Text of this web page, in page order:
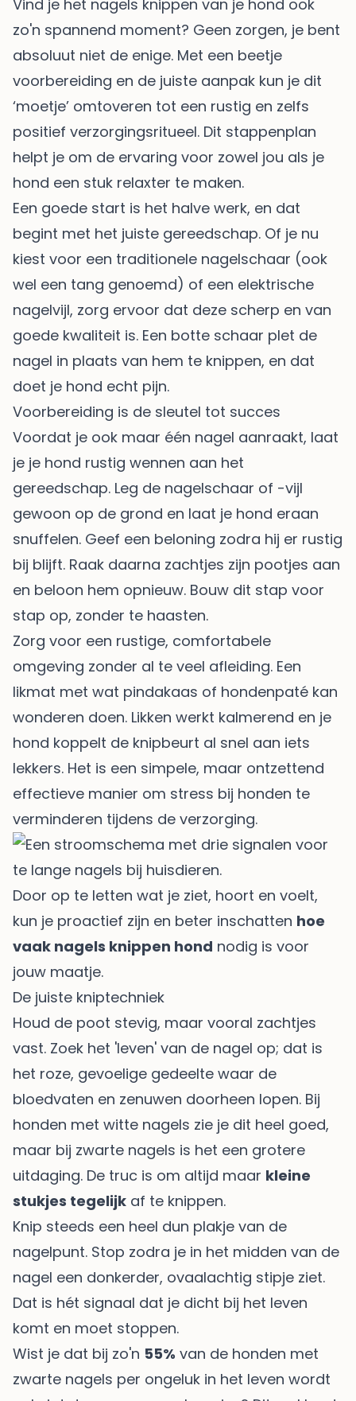
Vind je het nagels knippen van je hond ook
zo'n spannend moment? Geen zorgen, je bent
absoluut niet de enige. Met een beetje
voorbereiding en de juiste aanpak kun je dit
‘moetje’ omtoveren tot een rustig en zelfs
positief verzorgingsritueel. Dit stappenplan
helpt je om de ervaring voor zowel jou als je
hond een stuk relaxter te maken.
Een goede start is het halve werk, en dat
begint met het juiste gereedschap. Of je nu
kiest voor een traditionele nagelschaar (ook
wel een tang genoemd) of een elektrische
nagelvijl, zorg ervoor dat deze scherp en van
goede kwaliteit is. Een botte schaar plet de
nagel in plaats van hem te knippen, en dat
doet je hond echt pijn.
Voorbereiding is de sleutel tot succes
Voordat je ook maar één nagel aanraakt, laat
je je hond rustig wennen aan het
gereedschap. Leg de nagelschaar of -vijl
gewoon op de grond en laat je hond eraan
snuffelen. Geef een beloning zodra hij er rustig
bij blijft. Raak daarna zachtjes zijn pootjes aan
en beloon hem opnieuw. Bouw dit stap voor
stap op, zonder te haasten.
Zorg voor een rustige, comfortabele
omgeving zonder al te veel afleiding. Een
likmat met wat pindakaas of hondenpaté kan
wonderen doen. Likken werkt kalmerend en je
hond koppelt de knipbeurt al snel aan iets
lekkers. Het is een simpele, maar ontzettend
effectieve manier om stress bij honden te
verminderen tijdens de verzorging.
Door op te letten wat je ziet, hoort en voelt,
kun je proactief zijn en beter inschatten hoe
vaak nagels knippen hond nodig is voor
jouw maatje.
De juiste kniptechniek
Houd de poot stevig, maar vooral zachtjes
vast. Zoek het 'leven' van de nagel op; dat is
het roze, gevoelige gedeelte waar de
bloedvaten en zenuwen doorheen lopen. Bij
honden met witte nagels zie je dit heel goed,
maar bij zwarte nagels is het een grotere
uitdaging. De truc is om altijd maar kleine
stukjes tegelijk af te knippen.
Knip steeds een heel dun plakje van de
nagelpunt. Stop zodra je in het midden van de
nagel een donkerder, ovaalachtig stipje ziet.
Dat is hét signaal dat je dicht bij het leven
komt en moet stoppen.
Wist je dat bij zo'n 55% van de honden met
zwarte nagels per ongeluk in het leven wordt